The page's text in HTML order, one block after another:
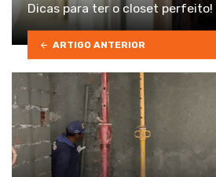
Dicas para ter o closet perfeito!
ARTIGO ANTERIOR